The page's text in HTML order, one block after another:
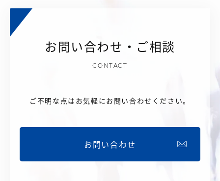
お問い合わせ・ご相談
CONTACT
ご不明な点はお気軽にお問い合わせください。
お問い合わせ